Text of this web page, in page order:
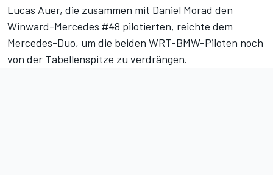
Lucas Auer, die zusammen mit Daniel Morad den
Winward-Mercedes #48 pilotierten, reichte dem
Mercedes-Duo, um die beiden WRT-BMW-Piloten noch
von der Tabellenspitze zu verdrängen.